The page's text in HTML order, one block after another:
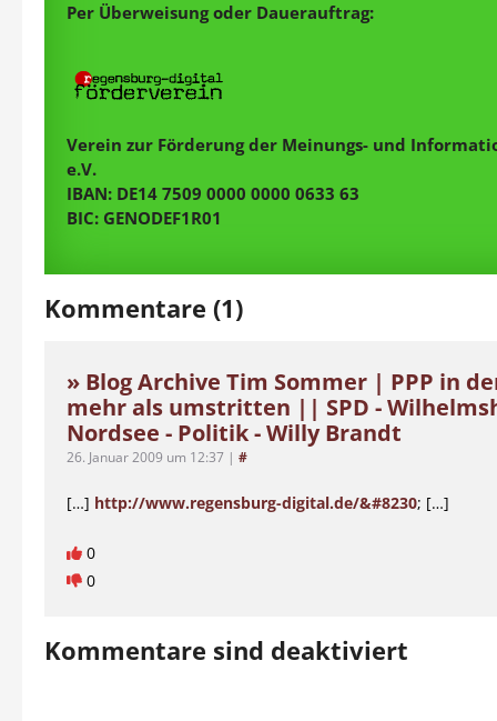
Per Überweisung oder Dauerauftrag:
Verein zur Förderung der Meinungs- und
e.V.
IBAN: DE14 7509 0000 0000 0633 63
BIC: GENODEF1R01
Kommentare (1)
» Blog Archive Tim Sommer | PPP in
mehr als umstritten || SPD -
Nordsee - Politik - Willy Brandt
26. Januar 2009 um 12:37 | #
[…] http://www.regensburg-digital.de/&#8230; […]
0
0
Kommentare sind deaktiviert